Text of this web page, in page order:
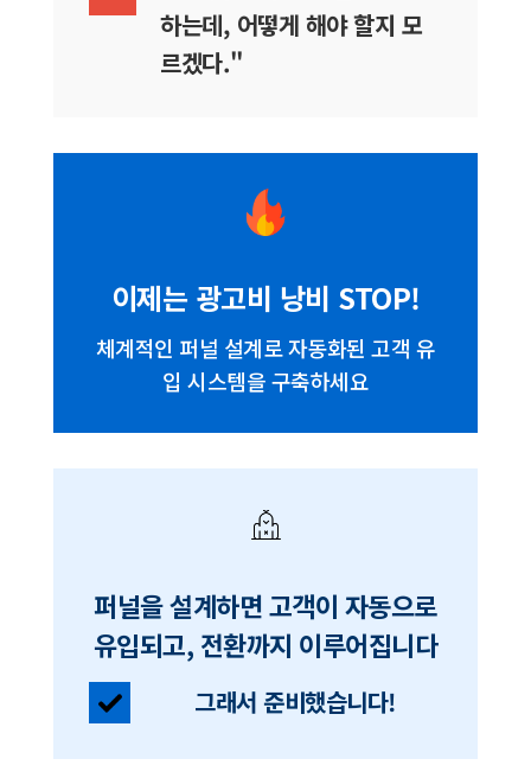
하는데, 어떻게 해야 할지 모
르겠다."
이제는 광고비 낭비 STOP!
체계적인 퍼널 설계로 자동화된 고객 유
입 시스템을 구축하세요
퍼널을 설계하면 고객이 자동으로
유입되고, 전환까지 이루어집니다
그래서 준비했습니다!